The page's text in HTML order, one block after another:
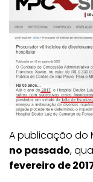
A publicação do
no passado,
fevereiro de